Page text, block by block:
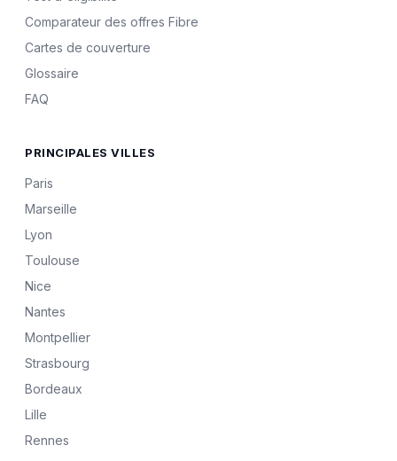
Comparateur des offres Fibre
Cartes de couverture
Glossaire
FAQ
PRINCIPALES VILLES
Paris
Marseille
Lyon
Toulouse
Nice
Nantes
Montpellier
Strasbourg
Bordeaux
Lille
Rennes